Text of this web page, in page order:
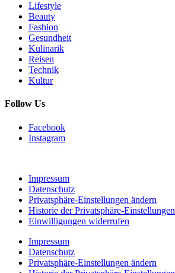
Lifestyle
Beauty
Fashion
Gesundheit
Kulinarik
Reisen
Technik
Kultur
Follow Us
Facebook
Instagram
Impressum
Datenschutz
Privatsphäre-Einstellungen ändern
Historie der Privatsphäre-Einstellungen
Einwilligungen widerrufen
Impressum
Datenschutz
Privatsphäre-Einstellungen ändern